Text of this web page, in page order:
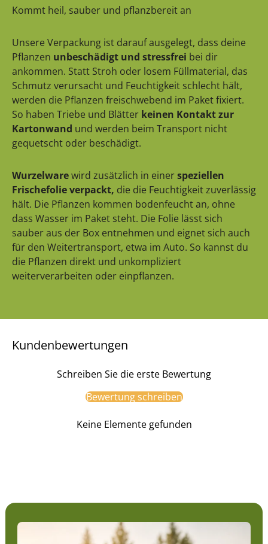
Kommt heil, sauber und pflanzbereit an
Unsere Verpackung ist darauf ausgelegt, dass deine
Pflanzen unbeschädigt und stressfrei bei dir
ankommen. Statt Stroh oder losem Füllmaterial, das
Schmutz verursacht und Feuchtigkeit schlecht hält,
werden die Pflanzen freischwebend im Paket fixiert.
So haben Triebe und Blätter keinen Kontakt zur
Kartonwand und werden beim Transport nicht
gequetscht oder beschädigt.
Wurzelwarewird zusätzlich in einerspeziellen
Frischefolie verpackt, die die Feuchtigkeit zuverlässig
hält. Die Pflanzen kommen bodenfeucht an, ohne
dass Wasser im Paket steht. Die Folie lässt sich
sauber aus der Box entnehmen und eignet sich auch
für den Weitertransport, etwa im Auto. So kannst du
die Pflanzen direkt und unkompliziert
weiterverarbeiten oder einpflanzen.
Kundenbewertungen
Schreiben Sie die erste Bewertung
Bewertung schreiben
Keine Elemente gefunden